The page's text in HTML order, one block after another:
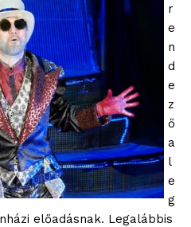
r
e
n
d
e
z
ő
a
l
e
g
előadásnak. Legalábbis